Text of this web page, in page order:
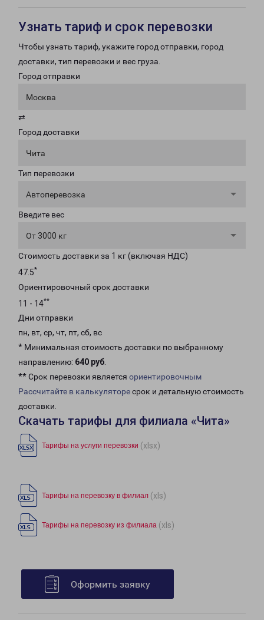
Узнать тариф и срок перевозки
Чтобы узнать тариф, укажите город отправки, город
доставки, тип перевозки и вес груза.
Город отправки
Москва
⇄
Город доставки
Чита
Тип перевозки
Автоперевозка
Введите вес
От 3000 кг
Стоимость доставки за 1 кг (включая НДС)
47.5*
Ориентировочный срок доставки
11 - 14**
Дни отправки
пн, вт, ср, чт, пт, сб, вс
* Минимальная стоимость доставки по выбранному
направлению: 640 руб.
** Срок перевозки является ориентировочным
Рассчитайте в калькуляторесрок и детальную стоимость
доставки.
Скачать тарифы для филиала «Чита»
Тарифы на услуги перевозки (xlsx)
Тарифы на перевозку в филиал (xls)
Тарифы на перевозку из филиала (xls)
Оформить заявку